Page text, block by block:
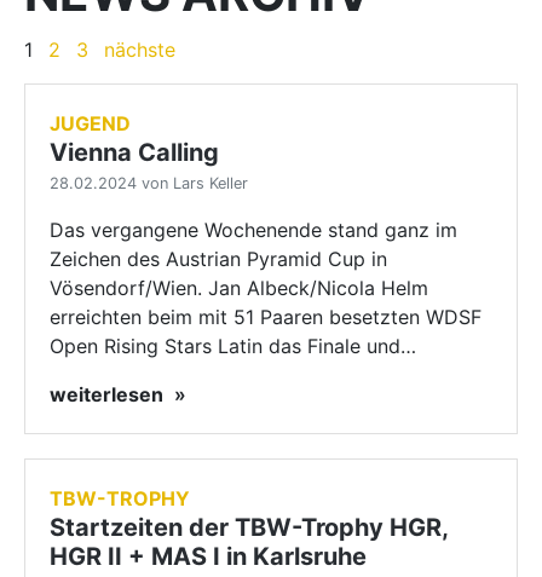
1 2 3 nächste
JUGEND
Vienna Calling
28.02.2024 von Lars Keller
Das vergangene Wochenende stand ganz im
Zeichen des Austrian Pyramid Cup in
Vösendorf/Wien. Jan Albeck/Nicola Helm
erreichten beim mit 51 Paaren besetzten WDSF
Open Rising Stars Latin das Finale und…
weiterlesen
TBW-TROPHY
Startzeiten der TBW-Trophy HGR,
HGR II + MAS I in Karlsruhe